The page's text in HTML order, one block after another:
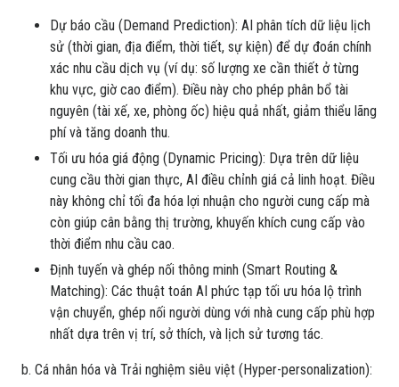
Dự báo cầu (Demand Prediction): AI phân tích dữ liệu lịch
sử (thời gian, địa điểm, thời tiết, sự kiện) để dự đoán chính
xác nhu cầu dịch vụ (ví dụ: số lượng xe cần thiết ở từng
khu vực, giờ cao điểm). Điều này cho phép phân bổ tài
nguyên (tài xế, xe, phòng ốc) hiệu quả nhất, giảm thiểu lãng
phí và tăng doanh thu.
Tối ưu hóa giá động (Dynamic Pricing): Dựa trên dữ liệu
cung cầu thời gian thực, AI điều chỉnh giá cả linh hoạt. Điều
này không chỉ tối đa hóa lợi nhuận cho người cung cấp mà
còn giúp cân bằng thị trường, khuyến khích cung cấp vào
thời điểm nhu cầu cao.
Định tuyến và ghép nối thông minh (Smart Routing &
Matching): Các thuật toán AI phức tạp tối ưu hóa lộ trình
vận chuyển, ghép nối người dùng với nhà cung cấp phù hợp
nhất dựa trên vị trí, sở thích, và lịch sử tương tác.
b. Cá nhân hóa và Trải nghiệm siêu việt (Hyper-personalization):